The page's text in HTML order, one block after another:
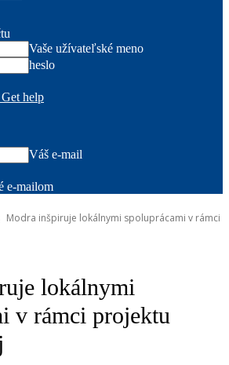
Vaše užívateľské meno
heslo
help
Váš e-mail
e-mailom
Modra inšpiruje lokálnymi spoluprácami v rámci
lokálnymi
v rámci projektu